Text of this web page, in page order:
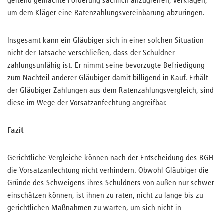
um dem Kläger eine Ratenzahlungsvereinbarung abzuringen.
Insgesamt kann ein Gläubiger sich in einer solchen Situation
nicht der Tatsache verschließen, dass der Schuldner
zahlungsunfähig ist. Er nimmt seine bevorzugte Befriedigung
zum Nachteil anderer Gläubiger damit billigend in Kauf. Erhält
der Gläubiger Zahlungen aus dem Ratenzahlungsvergleich, sind
diese im Wege der Vorsatzanfechtung angreifbar.
Fazit
Gerichtliche Vergleiche können nach der Entscheidung des BGH
die Vorsatzanfechtung nicht verhindern. Obwohl Gläubiger die
Gründe des Schweigens ihres Schuldners von außen nur schwer
einschätzen können, ist ihnen zu raten, nicht zu lange bis zu
gerichtlichen Maßnahmen zu warten, um sich nicht in